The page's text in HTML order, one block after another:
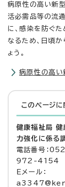
病原性の高い新型
活必需品等の流
に、感染を防ぐ
なるため、日頃
ょう。
病原性の高い
このページに
健康福祉局 健
力強化に係る
電話番号：
972-4154
Eメール：